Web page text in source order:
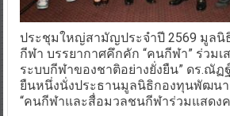
ประชุมใหญ่สามัญประจำปี 2569 มูล
กีฬา บรรยากาศคึกคัก “คนกีฬา” ร่วมเ
ระบบกีฬาของชาติอย่างยั่งยืน” ดร.ณั
ยืนหนึ่งนั่งประธานมูลนิธิกองทุนพัฒนา
“คนกีฬาและสื่อมวลชนกีฬาร่วมแสดง